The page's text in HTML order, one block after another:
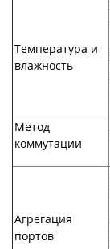
Температура и
влажность
Метод
коммутации
Агрегация
портов